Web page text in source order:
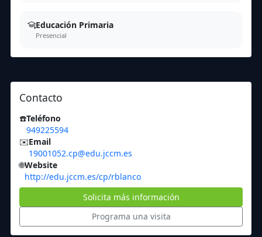
Educación Primaria
Presencial
Contacto
☎️Teléfono
949225594
✉️Email
19001052.cp@edu.jccm.es
🌐Website
http://edu.jccm.es/cp/rblanco
Solicita más información
Programa una visita